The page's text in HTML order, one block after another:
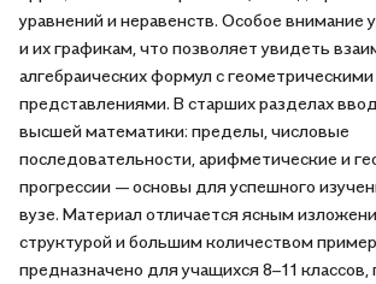
уравнений и неравенств. Особое внимание
и их графикам, что позволяет увидеть
алгебраических формул с геометрическими
представлениями. В старших разделах
высшей математики: пределы, числовые
последовательности, арифметические и
прогрессии — основы для успешного
вузе. Материал отличается ясным
структурой и большим количеством
предназначено для учащихся 8–11